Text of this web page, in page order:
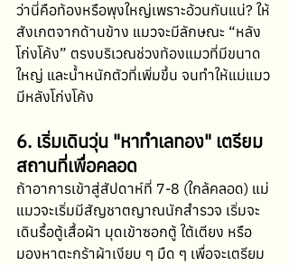
ว่านี่คือท้องหรือพุงใหญ่เพราะอ้วนกันแน่? ให้
สังเกตจากด้านข้าง แมวจะมีลักษณะ “หลัง
โก่งโค้ง” ตรงบริเวณช่วงท้องแมวที่มีขนาด
ใหญ่ และน้ำหนักตัวที่เพิ่มขึ้น จนทำให้แม่แมว
มีหลังโก่งโค้ง
6. เริ่มเดินวุ่น "หาทำเลทอง" เตรียม
สถานที่เพื่อคลอด
ถ้าอาการเข้าสู่สัปดาห์ที่ 7-8 (ใกล้คลอด) แม่
แมวจะเริ่มมีสัญชาตญาณนักสำรวจ เริ่มจะ
เดินรื้อตู้เสื้อผ้า มุดเข้าซอกตู้ ใต้เตียง หรือ
มองหาตะกร้าผ้าเงียบ ๆ มืด ๆ เพื่อจะเตรียม